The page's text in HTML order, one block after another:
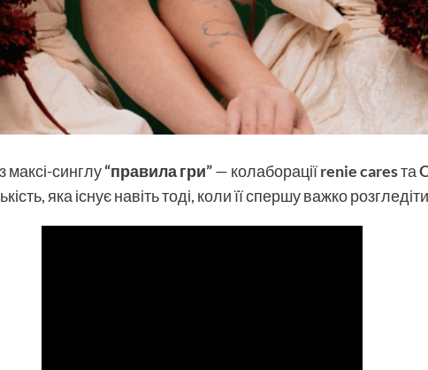
максі-синглу“правила гри”— колабораціїrenie caresта
яка існує навіть тоді, коли її спершу важко